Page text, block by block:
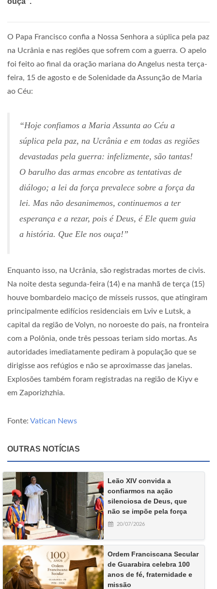
O Papa Francisco confia a Nossa Senhora a súplica pela paz
na Ucrânia e nas regiões que sofrem com a guerra. O apelo
foi feito ao final da oração mariana do Angelus nesta terça-
feira, 15 de agosto e de Solenidade da Assunção de Maria
ao Céu:
“Hoje confiamos a Maria Assunta ao Céu a
súplica pela paz, na Ucrânia e em todas as regiões
devastadas pela guerra: infelizmente, são tantas!
O barulho das armas encobre as tentativas de
diálogo; a lei da força prevalece sobre a força da
lei. Mas não desanimemos, continuemos a ter
esperança e a rezar, pois é Deus, é Ele quem guia
a história. Que Ele nos ouça!”
Enquanto isso, na Ucrânia, são registradas mortes de civis.
Na noite desta segunda-feira (14) e na manhã de terça (15)
houve bombardeio maciço de mísseis russos, que atingiram
principalmente edifícios residenciais em Lviv e Lutsk, a
capital da região de Volyn, no noroeste do país, na fronteira
com a Polônia, onde três pessoas teriam sido mortas. As
autoridades imediatamente pediram à população que se
dirigisse aos refúgios e não se aproximasse das janelas.
Explosões também foram registradas na região de Kiyv e
em Zaporizhzhia.
Fonte: Vatican News
OUTRAS NOTÍCIAS
Leão XIV convida a
confiarmos na ação
silenciosa de Deus, que
não se impõe pela força
20/07/2026
Ordem Franciscana Secular
de Guarabira celebra 100
anos de fé, fraternidade e
missão